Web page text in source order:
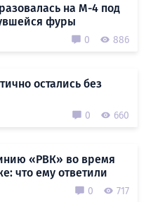
на М-4 под
фуры
0 886
остались без
0 660
«РВК» во время
что ему ответили
0 717